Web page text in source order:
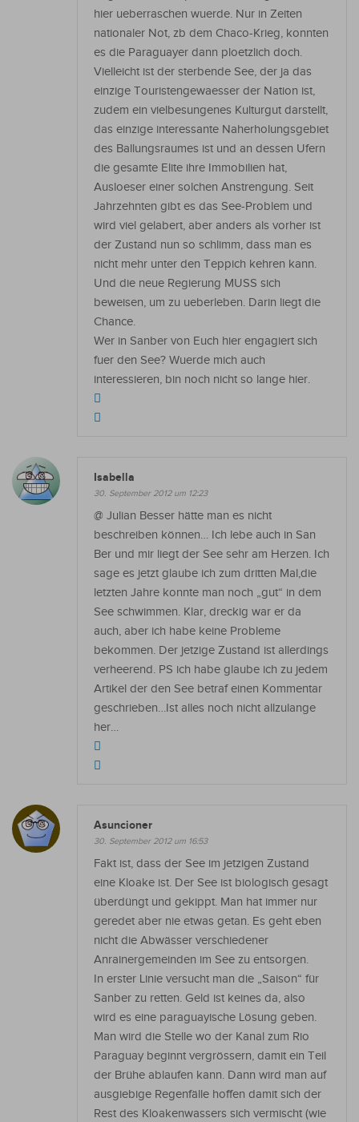
hier ueberraschen wuerde. Nur in Zeiten
nationaler Not, zb dem Chaco-Krieg, konnten
es die Paraguayer dann ploetzlich doch.
Vielleicht ist der sterbende See, der ja das
einzige Touristengewaesser der Nation ist,
zudem ein vielbesungenes Kulturgut darstellt,
das einzige interessante Naherholungsgebiet
des Ballungsraumes ist und an dessen Ufern
die gesamte Elite ihre Immobilien hat,
Ausloeser einer solchen Anstrengung. Seit
Jahrzehnten gibt es das See-Problem und
wird viel gelabert, aber anders als vorher ist
der Zustand nun so schlimm, dass man es
nicht mehr unter den Teppich kehren kann.
Und die neue Regierung MUSS sich
beweisen, um zu ueberleben. Darin liegt die
Chance.
Wer in Sanber von Euch hier engagiert sich
fuer den See? Wuerde mich auch
interessieren, bin noch nicht so lange hier.
Isabella
30. September 2012 um 12:23
@ Julian Besser hätte man es nicht
beschreiben können… Ich lebe auch in San
Ber und mir liegt der See sehr am Herzen. Ich
sage es jetzt glaube ich zum dritten Mal,die
letzten Jahre konnte man noch „gut“ in dem
See schwimmen. Klar, dreckig war er da
auch, aber ich habe keine Probleme
bekommen. Der jetzige Zustand ist allerdings
verheerend. PS ich habe glaube ich zu jedem
Artikel der den See betraf einen Kommentar
geschrieben…Ist alles noch nicht allzulange
her…
Asuncioner
30. September 2012 um 16:53
Fakt ist, dass der See im jetzigen Zustand
eine Kloake ist. Der See ist biologisch gesagt
überdüngt und gekippt. Man hat immer nur
geredet aber nie etwas getan. Es geht eben
nicht die Abwässer verschiedener
Anrainergemeinden im See zu entsorgen.
In erster Linie versucht man die „Saison“ für
Sanber zu retten. Geld ist keines da, also
wird es eine paraguayische Lösung geben.
Man wird die Stelle wo der Kanal zum Rio
Paraguay beginnt vergrössern, damit ein Teil
der Brühe ablaufen kann. Dann wird man auf
ausgiebige Regenfälle hoffen damit sich der
Rest des Kloakenwassers sich vermischt (wie